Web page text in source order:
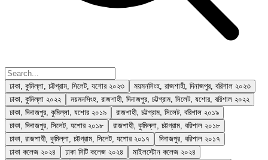
ঢাকা, কুমিল্লা, চট্টগ্রাম, সিলেট, যশোর ২০২৩
ময়মনসিংহ, রাজশাহী, দিনাজপুর, বরিশাল ২০২৩
ঢাকা, কুমিল্লা ২০২২
ময়মনসিংহ, রাজশাহী, দিনাজপুর, চট্টগ্রাম, সিলেট, যশোর, বরিশাল ২০২২
ঢাকা, দিনাজপুর, কুমিল্লা, যশোর ২০১৯
রাজশাহী, চট্টগ্রাম, সিলেট, বরিশাল ২০১৯
ঢাকা, দিনাজপুর, সিলেট, যশোর ২০১৮
রাজশাহী, কুমিল্লা, চট্টগ্রাম, বরিশাল ২০১৮
ঢাকা, রাজশাহী, কুমিল্লা, চট্টগ্রাম, সিলেট, যশোর ২০১৭
দিনাজপুর, বরিশাল ২০১৭
ঢাকা কলেজ ২০২৪
ঢাকা সিটি কলেজ ২০২৪
মাইলস্টোন কলেজ ২০২৪